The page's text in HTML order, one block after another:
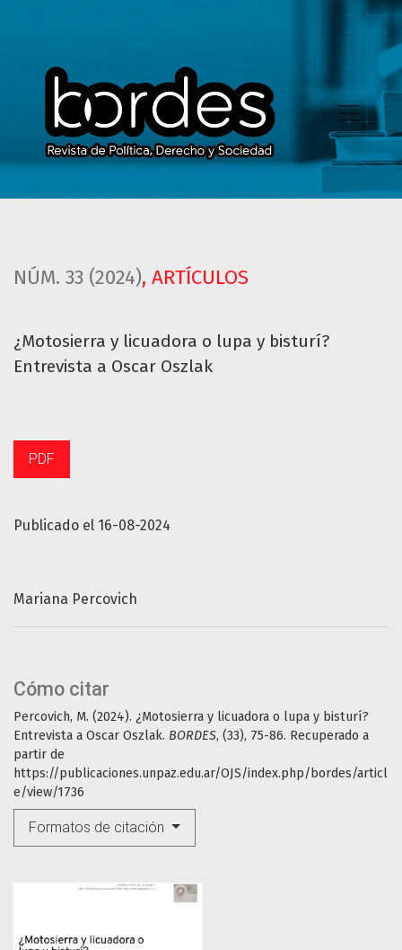
¿Motosierra y licuadora o lupa y bisturí? Entrevista a
NÚM. 33 (2024), ARTÍCULOS
¿Motosierra y licuadora o lupa y bisturí?
Entrevista a Oscar Oszlak
Publicado el 16-08-2024
PDF
Cómo citar
Percovich, M. (2024). ¿Motosierra y licuadora o lupa y bisturí?
Entrevista a Oscar Oszlak. BORDES, (33), 75-86. Recuperado a
partir de
https://publicaciones.unpaz.edu.ar/OJS/index.php/bordes/articl
e/view/1736
Formatos de citación
Mariana Percovich